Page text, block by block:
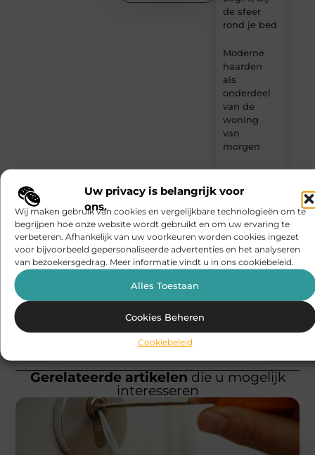
Uw privacy is belangrijk voor
ons.
Wij maken gebruik van cookies en vergelijkbare technologieën om te
begrijpen hoe onze website wordt gebruikt en om uw ervaring te
verbeteren. Afhankelijk van uw voorkeuren worden cookies ingezet
voor bijvoorbeeld gepersonaliseerde advertenties en het analyseren
van bezoekersgedrag. Meer informatie vindt u in ons cookiebeleid.
Alles Toestaan
Cookies Beheren
Cookiebeleid
de sfeer
rond je bed
Moderne
haarden
als
onderdeel
van de
woning
van
morgen
Geldrop bij
en spoed
Slotenmaker
Etten-Leur
bij
Gerelateerde artikelen die u mogelijk
interesseren